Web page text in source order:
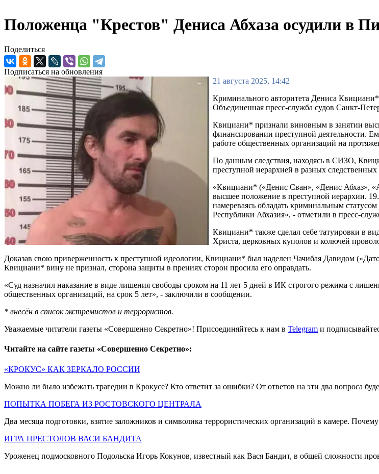
Положенца "Крестов" Дениса Абхаза осудили в
Поделиться
Подписаться на обновления
21 августа 2025, 14:42
Криминального авторитета Дениса
Объединенная пресс-служба судов Санкт-
Квициани* признали виновным в занятии
финансировании преступной деятельности.
работе общественных организаций на
По данным следствия, находясь в СИЗО,
преступной иерархией в разных
«Квициани* («Денис Сван», «Денис Абхаз»,
высшее положение в преступной иерархии.
намереваясь обладать криминальным
Республики Абхазия», - отметили в пресс-
Квициани* также сделал себе татуировки в
Христа, церковных куполов и колючей
Доказав свою приверженность к преступной идеологии, Квициани* был наделен Чачибая Давидом
Квициани* вину не признал, сторона защиты в прениях сторон просила его оправдать.
«Суд назначил наказание в виде лишения свободы сроком на 11 лет 5 дней в ИК строгого режима с
общественных организаций, на срок 5 лет», - заключили в сообщении.
* внесён в список экстремистов и террористов.
Уважаемые читатели газеты «Совершенно Секретно»! Присоединяйтесь к нам в Telegram и
Читайте на сайте газеты «Совершенно Секретно»:
«КРОКУС» КАК ЗЕРКАЛО РОССИИ
Можно ли было избежать трагедии в Крокусе? Кто ответит за ошибки? От ответов на эти два вопроса
ПОПЫТКА ПОБЕГА ИЗ РОСТОВСКОГО ЦЕНТРАЛА
Два месяца подготовки, взятие заложников и символика террористических организаций в камере.
ИГРА ПРЕСТОЛОВ ВАСИ БАНДИТА
Уроженец подмосковного Подольска Игорь Кокунов, известный как Вася Бандит, в общей сложности